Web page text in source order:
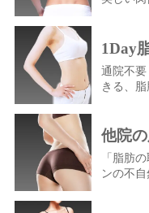
1Day
通院不
きる、
他院
「脂肪
ンの不